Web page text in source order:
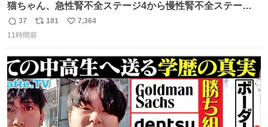
猫ちゃん、急性腎不全ステージ4から慢性腎不全ステージ2
になりました😭点滴も週一で大丈夫になった… このままだ
と2、3日持たないって言われたのが嘘みたい…本当に嬉し
道泣きながら歩いてたら向こうから来た人にすごい顔され
た🫠
返
信
37
リ
ポ
ト
数
181
い
数
7,364
11時間前